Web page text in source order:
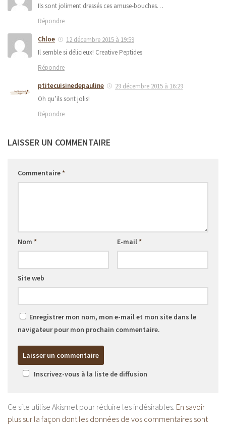
Ils sont joliment dressés ces amuse-bouches…
Répondre
Chloe
12 décembre 2015 à 19:59
Il semble si délicieux! Creative Peptides
Répondre
ptitecuisinedepauline
29 décembre 2015 à 16:29
Oh qu’ils sont jolis!
Répondre
LAISSER UN COMMENTAIRE
Commentaire*
Nom * E-mail*
Site web
Enregistrer mon nom, mon e-mail et mon site dans le
navigateur pour mon prochain commentaire.
Inscrivez-vous à la liste de diffusion
Ce site utilise Akismet pour réduire les indésirables. En savoir
plus sur la façon dont les données de vos commentaires sont